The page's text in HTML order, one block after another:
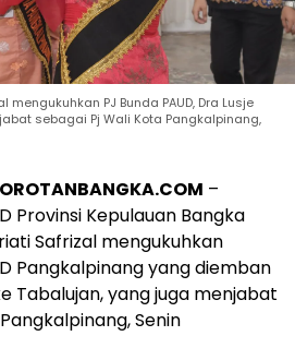
mengukuhkan PJ Bunda PAUD, Dra Lusje
sebagai Pj Wali Kota Pangkalpinang,
–
Provinsi Kepulauan Bangka
Safrizal mengukuhkan
Pangkalpinang yang diemban
Tabalujan, yang juga menjabat
Senin